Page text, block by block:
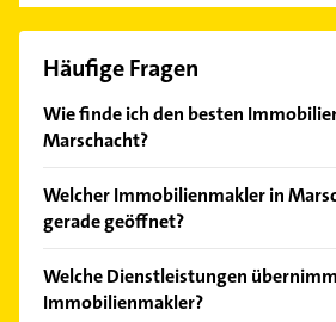
Häufige Fragen
Wie finde ich den besten
Marschacht?
Kundenmeinungen und profitieren
Empfehlungen. Die Suchergebnisse
Welcher Immobilienmakler in
gerade geöffnet?
Bitte beachten Sie, dass diese an
Feiertagen abweichen können.
Welche Dienstleistungen
Immobilienmakler?